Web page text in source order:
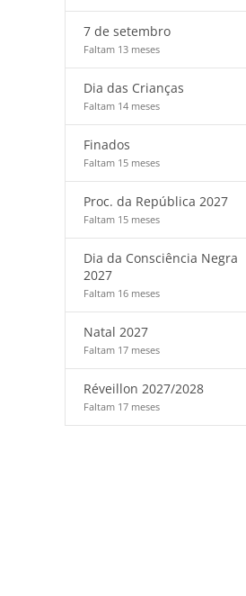
7 de setembro
Faltam 13 meses
Dia das Crianças
Faltam 14 meses
Finados
Faltam 15 meses
Proc. da República 2027
Faltam 15 meses
Dia da Consciência Negra
2027
Faltam 16 meses
Natal 2027
Faltam 17 meses
Réveillon 2027/2028
Faltam 17 meses